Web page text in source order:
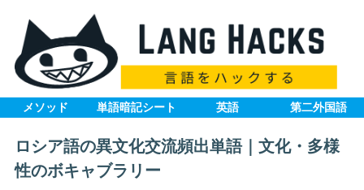
メソッド 単語暗記シート 英語 第二外国語
ロシア語の異文化交流頻出単語｜文化・多様
性のボキャブラリー